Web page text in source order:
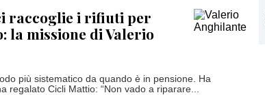
raccoglie i rifiuti per
la missione di Valerio
più sistematico da quando è in pensione. Ha
regalato Cicli Mattio: “Non vado a riparare...